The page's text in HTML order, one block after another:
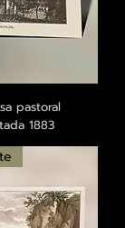
pastoral
1883